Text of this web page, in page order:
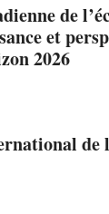
de
et
2026
de